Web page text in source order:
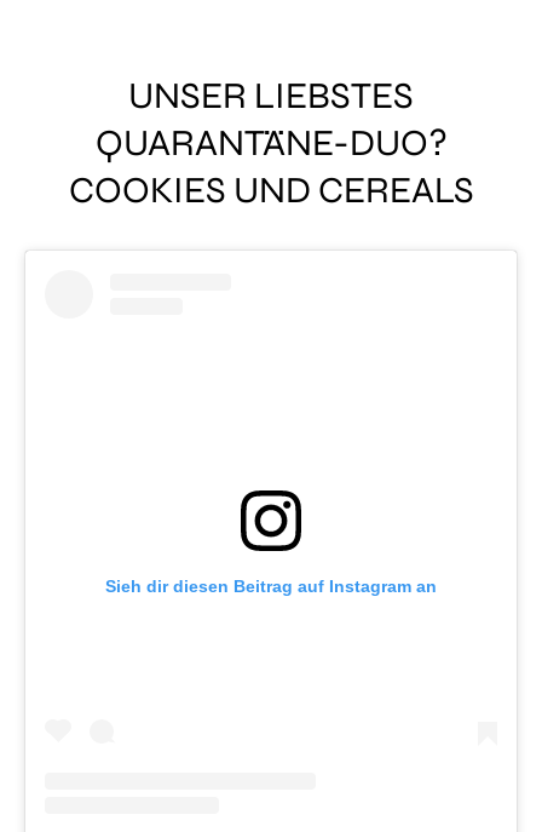
UNSER LIEBSTES
QUARANTÄNE-DUO?
COOKIES UND CEREALS
Sieh dir diesen Beitrag auf Instagram an